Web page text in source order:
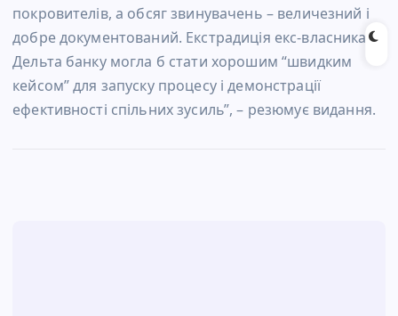
покровителів, а обсяг звинувачень – величезний і
добре документований. Екстрадиція екс-власника
Дельта банку могла б стати хорошим “швидким
кейсом” для запуску процесу і демонстрації
ефективності спільних зусиль”, – резюмує видання.